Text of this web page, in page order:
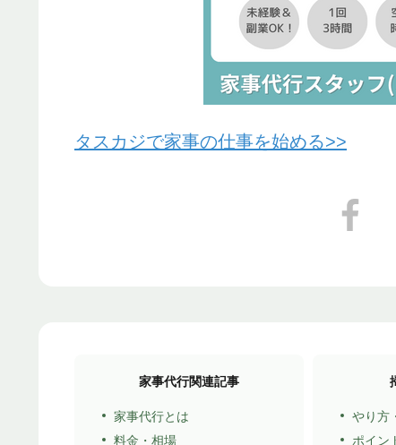
タスカジで家事の仕事を始める>>
家事代行関連記事
家事代行とは
料金・相場
やり方
ポイン